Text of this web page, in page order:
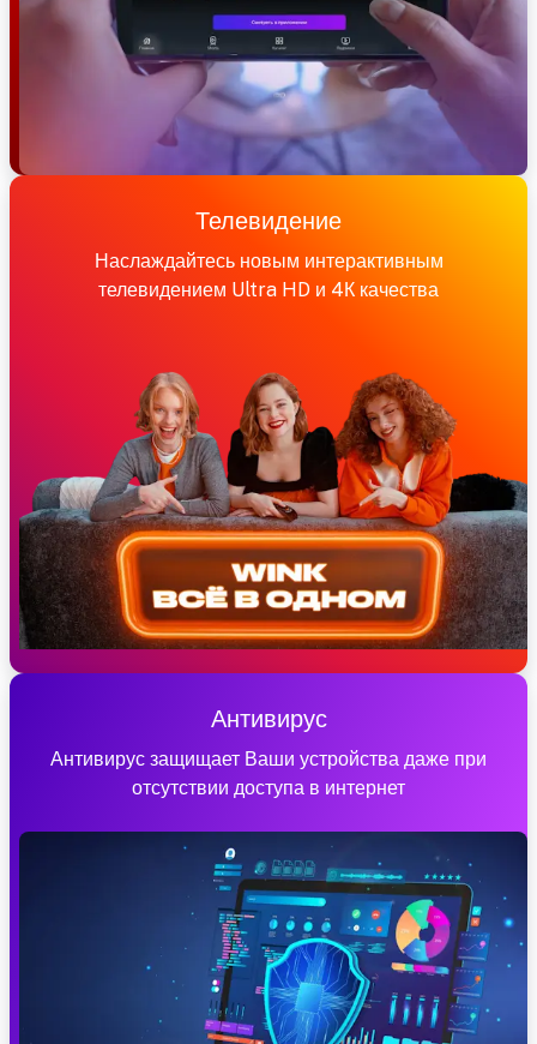
Телевидение
Наслаждайтесь новым интерактивным
телевидением Ultra HD и 4К качества
Антивирус
Антивирус защищает Ваши устройства даже при
отсутствии доступа в интернет